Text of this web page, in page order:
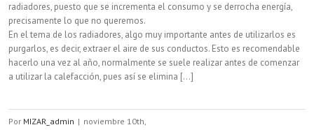
radiadores, puesto que se incrementa el consumo y se derrocha energía,
precisamente lo que no queremos.
En el tema de los radiadores, algo muy importante antes de utilizarlos es
purgarlos, es decir, extraer el aire de sus conductos. Esto es recomendable
hacerlo una vez al año, normalmente se suele realizar antes de comenzar
a utilizar la calefacción, pues así se elimina [...]
Por MIZAR_admin | noviembre 10th,